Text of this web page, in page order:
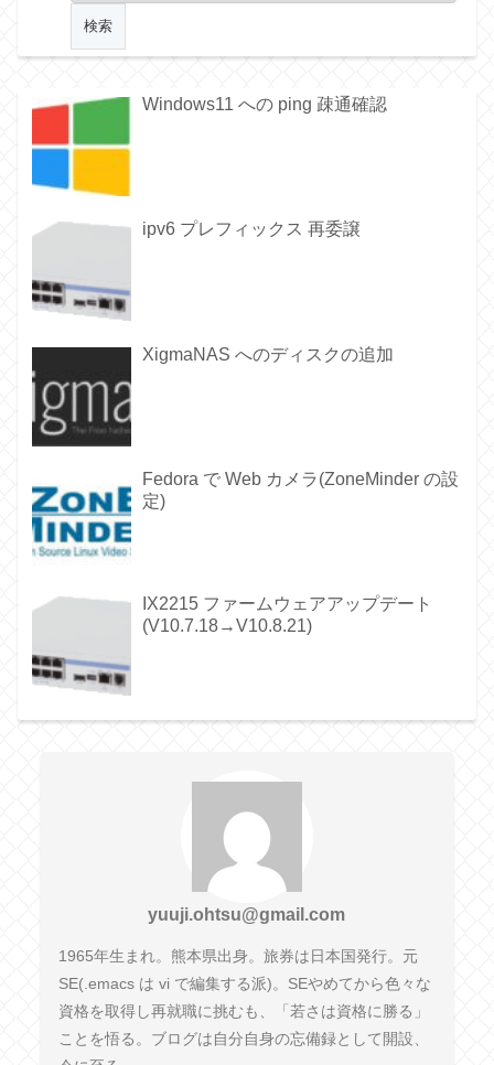
Windows11 への ping 疎通確認
ipv6 プレフィックス 再委譲
XigmaNAS へのディスクの追加
Fedora で Web カメラ(ZoneMinder の設
定)
IX2215 ファームウェアアップデート
(V10.7.18→V10.8.21)
yuuji.ohtsu@gmail.com
1965年生まれ。熊本県出身。旅券は日本国発行。元
SE(.emacs は vi で編集する派)。SEやめてから色々な
資格を取得し再就職に挑むも、「若さは資格に勝る」
ことを悟る。ブログは自分自身の忘備録として開設、